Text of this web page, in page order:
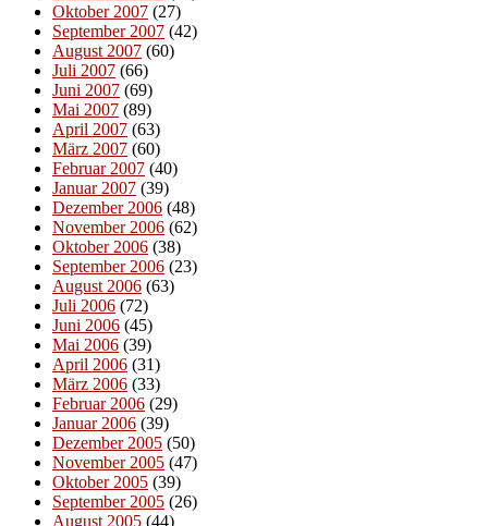
Oktober 2007 (27)
September 2007 (42)
August 2007 (60)
Juli 2007 (66)
Juni 2007 (69)
Mai 2007 (89)
April 2007 (63)
März 2007 (60)
Februar 2007 (40)
Januar 2007 (39)
Dezember 2006 (48)
November 2006 (62)
Oktober 2006 (38)
September 2006 (23)
August 2006 (63)
Juli 2006 (72)
Juni 2006 (45)
Mai 2006 (39)
April 2006 (31)
März 2006 (33)
Februar 2006 (29)
Januar 2006 (39)
Dezember 2005 (50)
November 2005 (47)
Oktober 2005 (39)
September 2005 (26)
August 2005 (44)